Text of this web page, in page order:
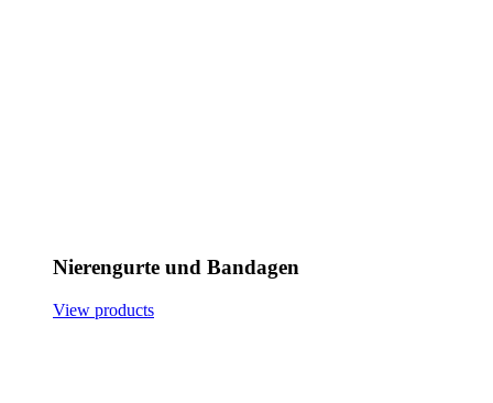
Nierengurte und Bandagen
View products